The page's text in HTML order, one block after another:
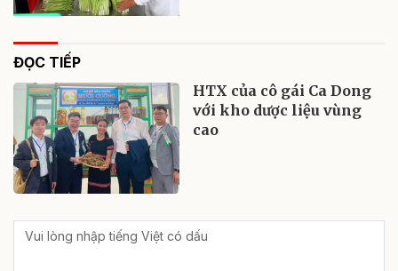
ĐỌC TIẾP
HTX của cô gái Ca Dong
với kho dược liệu vùng
cao